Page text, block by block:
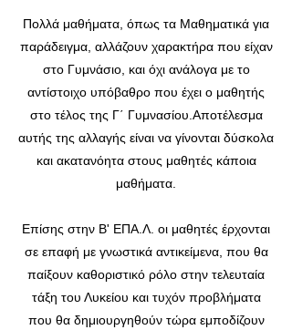
Πολλά μαθήματα, όπως τα Μαθηματικά για
παράδειγμα, αλλάζουν χαρακτήρα που είχαν
στο Γυμνάσιο, και όχι ανάλογα με το
αντίστοιχο υπόβαθρο που έχει ο μαθητής
στο τέλος της Γ΄ Γυμνασίου.Αποτέλεσμα
αυτής της αλλαγής είναι να γίνονται δύσκολα
και ακατανόητα στους μαθητές κάποια
μαθήματα.
Επίσης στην Β' ΕΠΑ.Λ. οι μαθητές έρχονται
σε επαφή με γνωστικά αντικείμενα, που θα
παίξουν καθοριστικό ρόλο στην τελευταία
τάξη του Λυκείου και τυχόν προβλήματα
που θα δημιουργηθούν τώρα εμποδίζουν